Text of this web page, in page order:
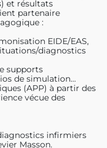
et résultats
partenaire
:
EIDE/EAS,
diagnostics
supports
de simulation…
(APP) à partir des
vécue des
infirmiers
Masson.